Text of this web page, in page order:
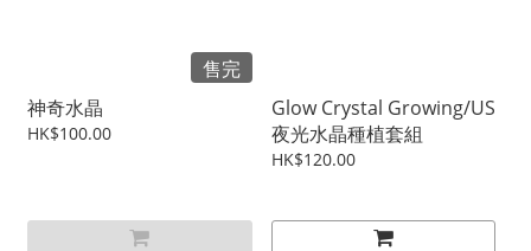
售完
神奇水晶
HK$100.00
Glow Crystal Growing/US
夜光水晶種植套組
HK$120.00